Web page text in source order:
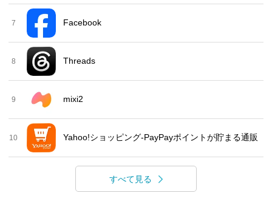
7 Facebook
8 Threads
9 mixi2
10 Yahoo!ショッピング-PayPayポイントが貯まる通販
すべて見る